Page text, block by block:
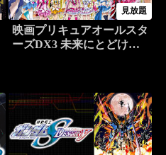
見放題
映画プリキュアオールスタ
ーズDX3 未来にとどけ！